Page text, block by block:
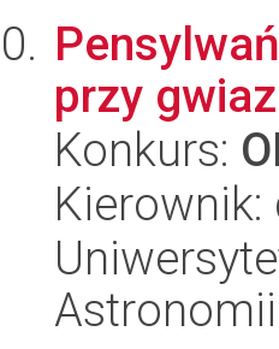
przy
Konkurs:
Kierownik: